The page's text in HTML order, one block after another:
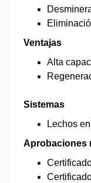
Ventajas
Alta
Sistemas
Lechos
Aprobaciones